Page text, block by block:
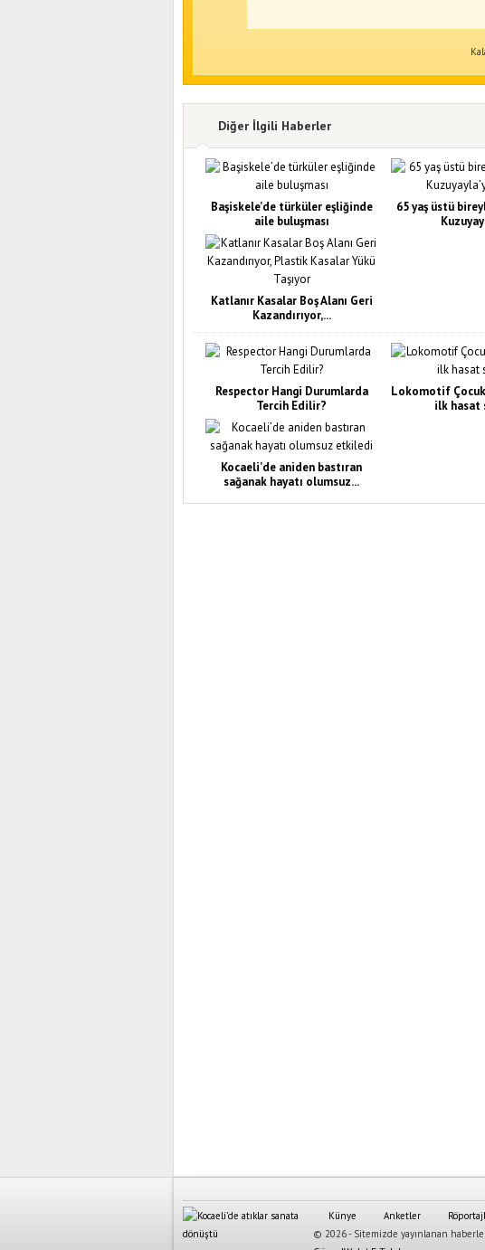
Diğer İlgili Haberler
Başiskele’de türküler eşliğinde
aile buluşması
65 yaş üstü
Katlanır Kasalar Boş Alanı Geri
Kazandırıyor,...
Respector Hangi Durumlarda
Tercih Edilir?
Lokomotif
ilk hasat
Kocaeli’de aniden bastıran
sağanak hayatı olumsuz...
Künye Anketler
© 2026 - Sitemizde yayınlanan